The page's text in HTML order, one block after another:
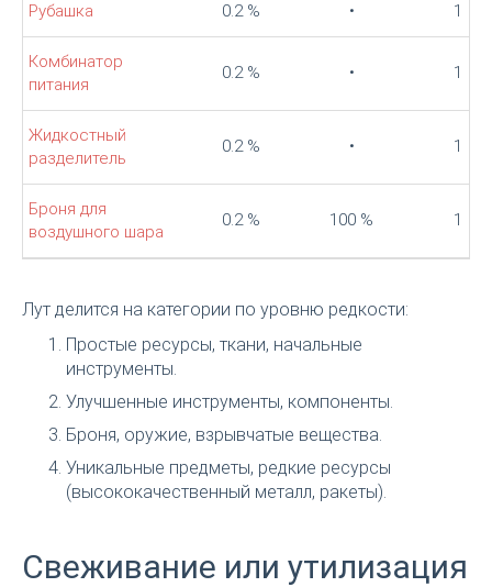
Рубашка 0.2 % • 1
Комбинатор
питания
0.2 % • 1
Жидкостный
разделитель
0.2 % • 1
Броня для
воздушного шара
0.2 % 100 % 1
Лут делится на категории по уровню редкости:
Простые ресурсы, ткани, начальные
инструменты.
Улучшенные инструменты, компоненты.
Броня, оружие, взрывчатые вещества.
Уникальные предметы, редкие ресурсы
(высококачественный металл, ракеты).
Свеживание или утилизация